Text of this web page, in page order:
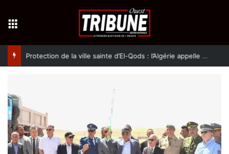
Protection de la ville sainte d’El-Qods : l’Algérie appelle à une action collective